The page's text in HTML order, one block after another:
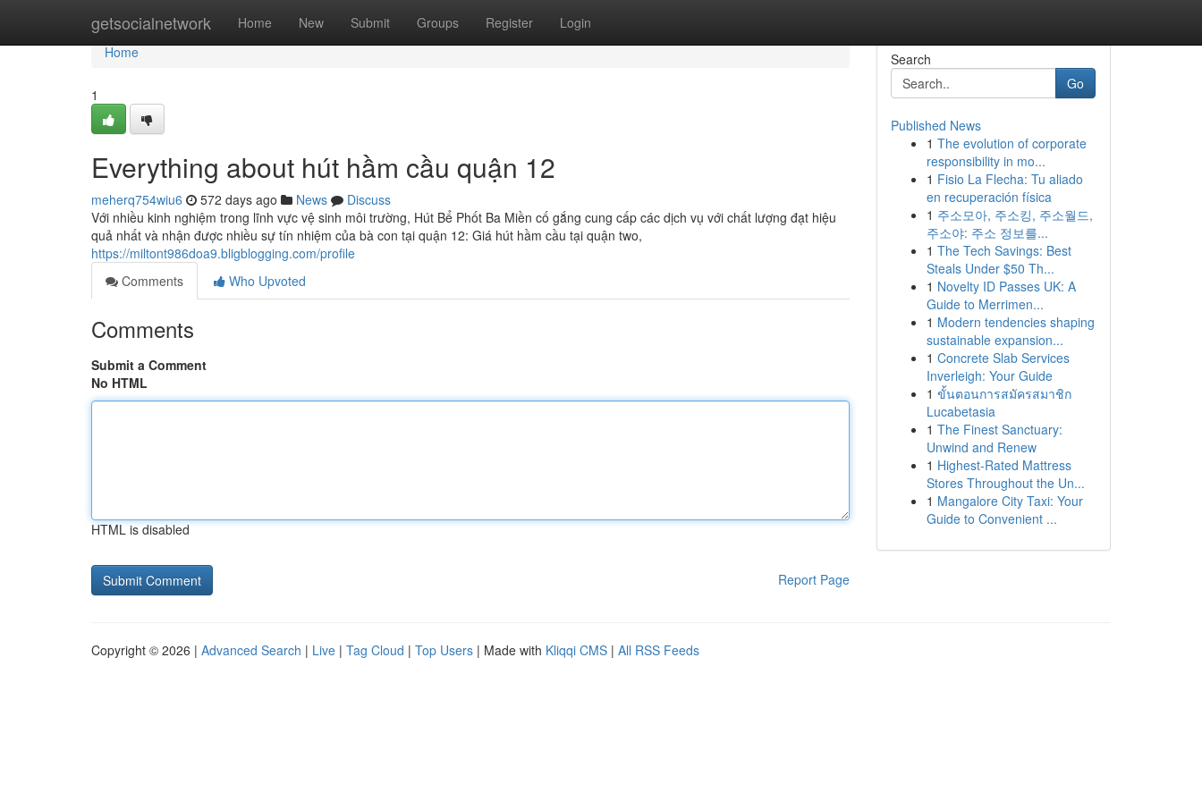
getsocialnetwork Home New Submit Groups Register Login
Home
Home
1
Everything about hút hầm cầu quận 12
meherq754wiu6 572 days ago News
Discuss
Với nhiều kinh nghiệm trong lĩnh vực vệ sinh môi trường, Hút Bể Phốt Ba Miền cố gắng cung cấp các dịch vụ với chất lượng đạt hiệu
quả nhất và nhận được nhiều sự tín nhiệm của bà con tại quận 12: Giá hút hầm cầu tại quận two,
https://miltont986doa9.bligblogging.com/profile
Comments
Who Upvoted
Comments
Submit a Comment
No HTML
HTML is disabled
Report Page
Search
Go
Published News
1 The evolution of corporate
responsibility in mo...
1 Fisio La Flecha: Tu aliado
en recuperación física
1 주소모아, 주소킹, 주소월드,
주소야: 주소 정보를...
1 The Tech Savings: Best
Steals Under $50 Th...
1 Novelty ID Passes UK: A
Guide to Merrimen...
1 Modern tendencies shaping
sustainable expansion...
1 Concrete Slab Services
Inverleigh: Your Guide
1 ขั้นตอนการสมัครสมาชิก
Lucabetasia
1 The Finest Sanctuary:
Unwind and Renew
1 Highest-Rated Mattress
Stores Throughout the Un...
1 Mangalore City Taxi: Your
Guide to Convenient ...
Copyright © 2026 | Advanced Search | Live | Tag Cloud | Top Users | Made with Kliqqi CMS | All RSS Feeds